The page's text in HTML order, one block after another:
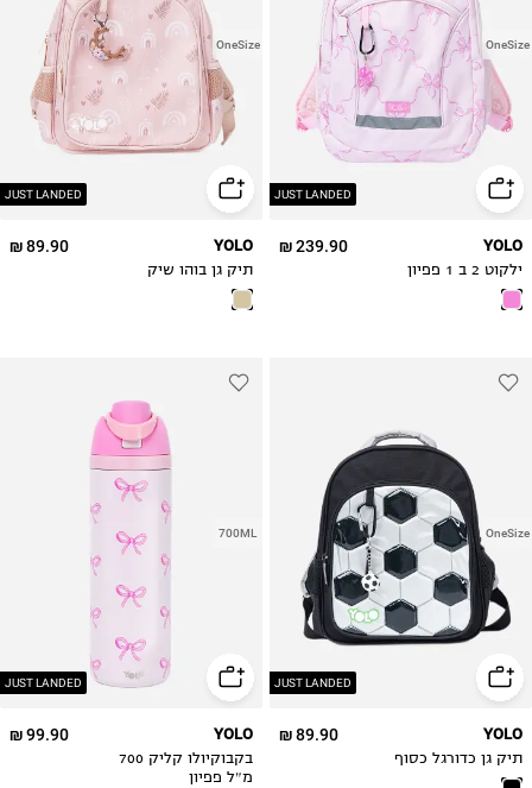
JUST LANDED
OneSize
239.90 ₪ YOLO
ילקוט 2 ב 1 פפיון
JUST LANDED
OneSize
89.90 ₪ YOLO
תיק גן בוהו שיק
JUST LANDED
OneSize
89.90 ₪ YOLO
תיק גן כדורגל כסוף
JUST LANDED
700ML
99.90 ₪ YOLO
בקבוקיולו קליק 700
מ״ל פפיון